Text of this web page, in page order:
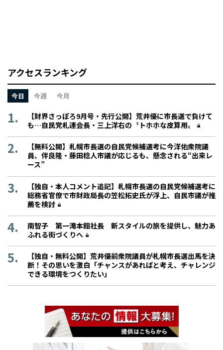
アクセスランキング
今日 今週 今月
【財界さっぽろ9月号・先行公開】荒井優に市長選で負けて
も…自民党札連会長・三上洋右の〝トホホな皮算用〟
【無料公開】札幌市長選の自民党候補選考に今洋佑衆院議
員、伴良隆・藤田稔人市議が応じるも、懸念される“出来レ
ース”
【独自・本人コメント追記】札幌市長選の自民党候補選考に
総務省官僚で市財政局長の笠松拓史氏が浮上、自民市議が推
薦を検討
南智子 第一滝本館社長 新スタイルの旅を提供し、魅力あ
ふれる街づくりへ
【独自・無料公開】荒井優前衆院議員が札幌市長選出馬を決
断！その思いを激白「チャンスがあればと考え、チャレンジ
できる環境をつくりたい」